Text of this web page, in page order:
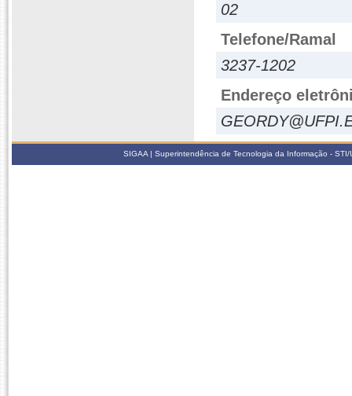
02
Telefone/Ramal
3237-1202
Endereço
SIGAA | Superintendência de Tecnologia da Informação -